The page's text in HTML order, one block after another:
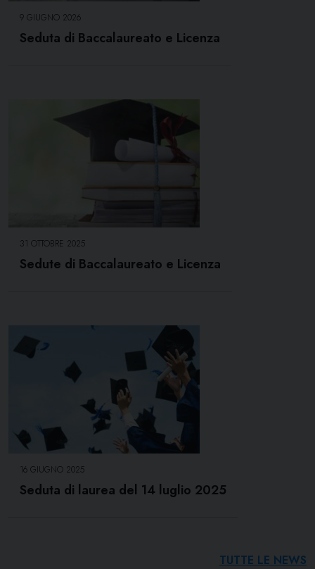
9 GIUGNO 2026
Seduta di Baccalaureato e Licenza
31 OTTOBRE 2025
Sedute di Baccalaureato e Licenza
16 GIUGNO 2025
Seduta di laurea del 14 luglio 2025
TUTTE LE NEWS